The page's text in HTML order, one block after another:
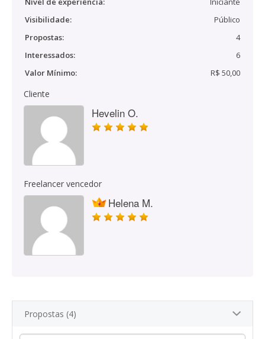
Visibilidade:
Público
Propostas:
4
Interessados:
6
Valor Mínimo:
R$ 50,00
Cliente
Hevelin O.
Freelancer vencedor
Helena M.
Propostas (4)